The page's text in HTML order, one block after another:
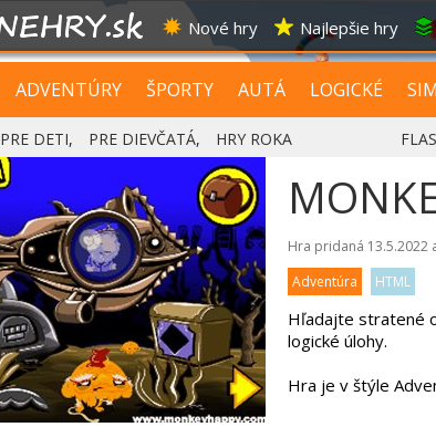
Nové hry Najlepšie hry
ADVENTÚRY ŠPORTY AUTÁ LOGICKÉ SIM
PRE DETI, PRE DIEVČATÁ, HRY ROKA
Hra pridaná 13.5.2022
Adventúra
HTML
Hľadajte stratené
logické úlohy.
Hra je v štýle